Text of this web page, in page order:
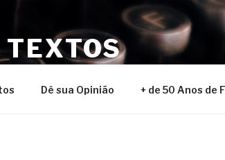
Dê sua Opinião + de 50 Anos de